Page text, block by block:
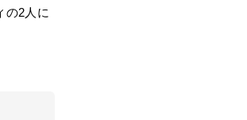
の2人に